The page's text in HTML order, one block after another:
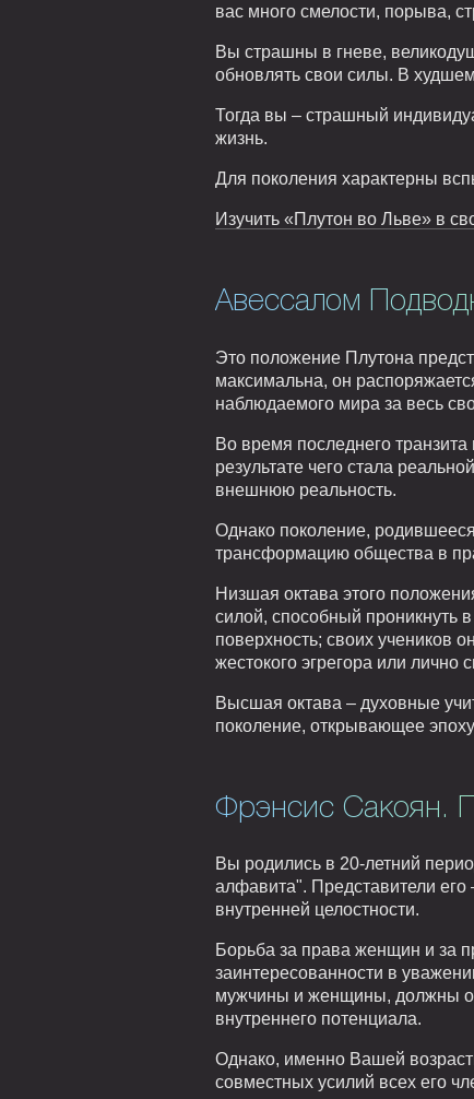
вас много смелости, порыва,
Вы страшны в гневе,
обновлять свои силы. В
Тогда вы – страшный
жизнь.
Для поколения характерны
Изучить «Плутон во Льве» в
Авессалом
Это положение Плутона
максимальна, он
наблюдаемого мира за весь
Во время последнего
результате чего стала
внешнюю реальность.
Однако поколение,
трансформацию общества в
Низшая октава этого
силой, способный проникнуть
поверхность; своих учеников
жестокого эгрегора или лично
Высшая октава – духовные
поколение, открывающее
Фрэнсис Сакоян.
Вы родились в 20-летний
алфавита". Представители
внутренней целостности.
Борьба за права женщин и за
заинтересованности в
мужчины и женщины, должны
внутреннего потенциала.
Однако, именно Вашей
совместных усилий всех его